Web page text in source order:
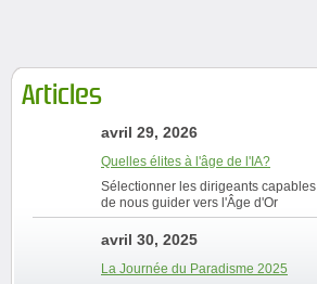
Articles
avril 29, 2026
Quelles élites à l'âge de l'IA?
Sélectionner les dirigeants capables
de nous guider vers l'Âge d'Or
avril 30, 2025
La Journée du Paradisme 2025